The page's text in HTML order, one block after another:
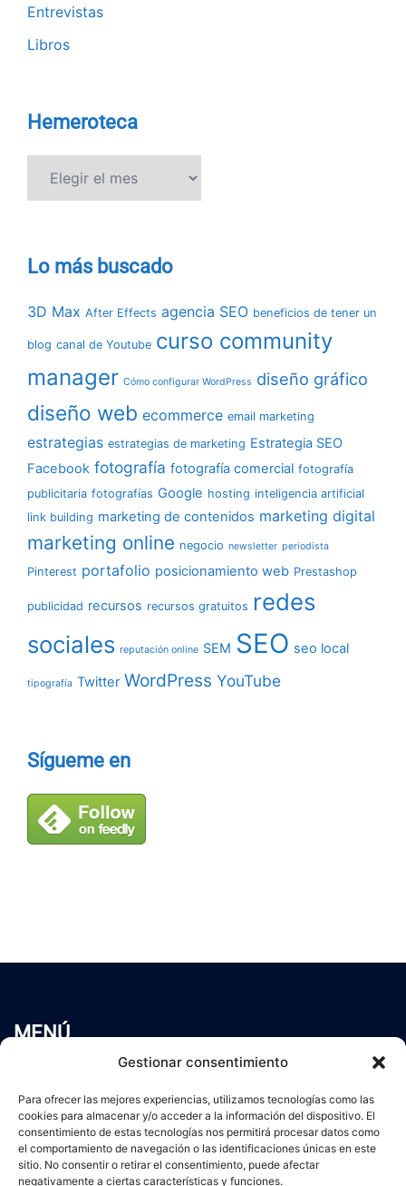
Gestionar consentimiento
Para ofrecer las mejores experiencias, utilizamos tecnologías como las
cookies para almacenar y/o acceder a la información del dispositivo. El
consentimiento de estas tecnologías nos permitirá procesar datos como
el comportamiento de navegación o las identificaciones únicas en este
sitio. No consentir o retirar el consentimiento, puede afectar
negativamente a ciertas características y funciones.
Entrevistas
Libros
Hemeroteca
Lo más buscado
3D Max After Effects agencia SEO beneficios de tener un
blog canal de Youtube curso community
manager Cómo configurar WordPress diseño gráfico
diseño web ecommerce email marketing
estrategias estrategias de marketing Estrategia SEO
Facebook fotografía fotografía comercial fotografía
publicitaria fotografías Google hosting inteligencia artificial
link building marketing de contenidos marketing digital
marketing online negocio newsletter periodista
Pinterest portafolio posicionamiento web Prestashop
publicidad recursos recursos gratuitos redes
sociales reputación online SEM SEO seo local
tipografía Twitter WordPress YouTube
Sígueme en
MENÚ
Servicios
Blog
Contacto
Aviso Legal